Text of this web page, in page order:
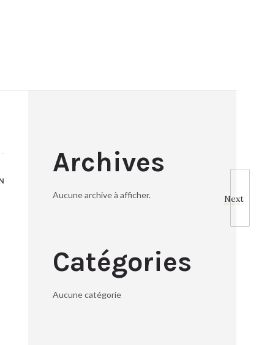
Next
Archives
Aucune archive à afficher.
Catégories
Aucune catégorie